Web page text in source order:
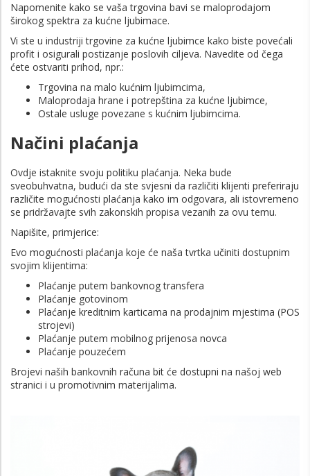
Napomenite kako se vaša trgovina bavi se maloprodajom
širokog spektra za kućne ljubimace.
Vi ste u industriji trgovine za kućne ljubimce kako biste povećali
profit i osigurali postizanje poslovih ciljeva. Navedite od čega
ćete ostvariti prihod, npr.:
Trgovina na malo kućnim ljubimcima,
Maloprodaja hrane i potrepština za kućne ljubimce,
Ostale usluge povezane s kućnim ljubimcima.
Načini plaćanja
Ovdje istaknite svoju politiku plaćanja. Neka bude
sveobuhvatna, budući da ste svjesni da različiti klijenti preferiraju
različite mogućnosti plaćanja kako im odgovara, ali istovremeno
se pridržavajte svih zakonskih propisa vezanih za ovu temu.
Napišite, primjerice:
Evo mogućnosti plaćanja koje će naša tvrtka učiniti dostupnim
svojim klijentima:
Plaćanje putem bankovnog transfera
Plaćanje gotovinom
Plaćanje kreditnim karticama na prodajnim mjestima (POS
strojevi)
Plaćanje putem mobilnog prijenosa novca
Plaćanje pouzećem
Brojevi naših bankovnih računa bit će dostupni na našoj web
stranici i u promotivnim materijalima.